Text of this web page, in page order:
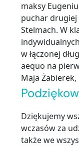
maksy
puchar
Stelmach. W
w łączonej
aequo na
Maja
Dziękujemy
wczasów za
także we